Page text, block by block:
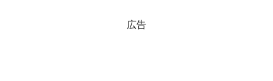
半分未満しか雇用を生まない広告